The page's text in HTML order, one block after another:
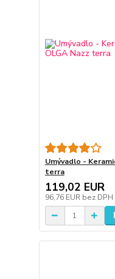
Umývadlo -
terra
119,02 EUR
96,76 EUR bez DPH